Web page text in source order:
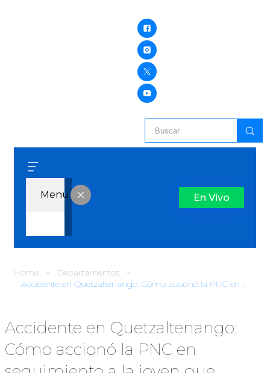
Menu En Vivo
Home
Departamentos
Accidente en Quetzaltenango: Cómo accionó la PNC en seguimiento a la joven que viajaba con un cachorrito y murió arrollada por un camión
Accidente en Quetzaltenango:
Cómo accionó la PNC en